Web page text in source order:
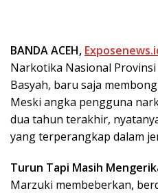
BANDA ACEH,
Narkotika Nasional
Basyah, baru saja
Meski angka pengguna
dua tahun terakhir,
yang terperangkap dalam
Turun Tapi Masih
Marzuki membeberkan,